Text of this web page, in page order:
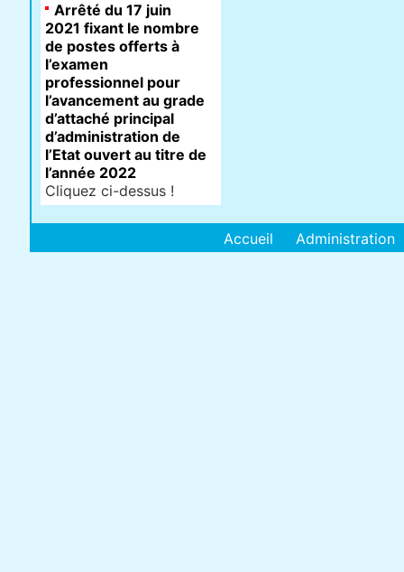
Arrêté du 17 juin
2021 fixant le nombre
de postes offerts à
l’examen
professionnel pour
l’avancement au grade
d’attaché principal
d’administration de
l’Etat ouvert au titre de
l’année 2022
Cliquez ci-dessus !
Accueil Administration